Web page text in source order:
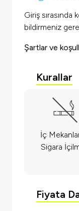
Giriş
bildirmeniz
Şartlar ve
Kurallar
İç
Sigara
Fiyata